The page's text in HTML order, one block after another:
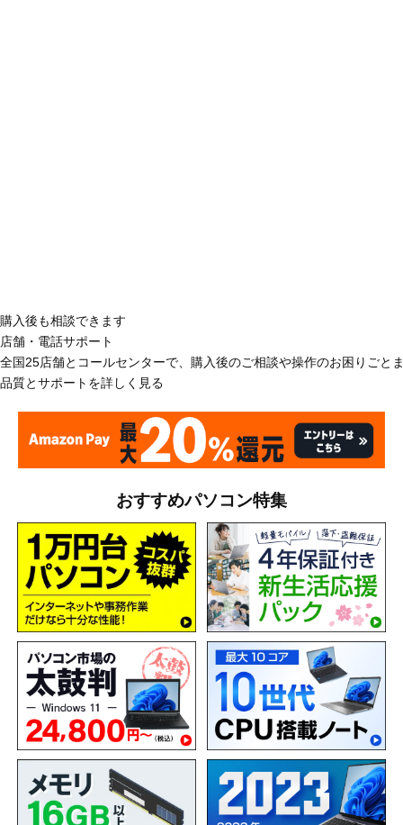
購入後も相談できます
店舗・電話サポート
全国25店舗とコールセンターで、購入後のご相談や操作のお困りごと
品質とサポートを詳しく見る
おすすめパソコン特集